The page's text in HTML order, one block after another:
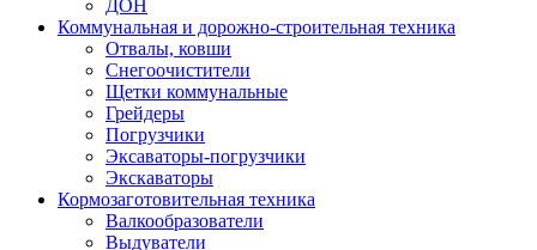
ДОН
Коммунальная и дорожно-строительная техника
Отвалы, ковши
Снегоочистители
Щетки коммунальные
Грейдеры
Погрузчики
Эксаваторы-погрузчики
Экскаваторы
Кормозаготовительная техника
Валкообразователи
Выдуватели